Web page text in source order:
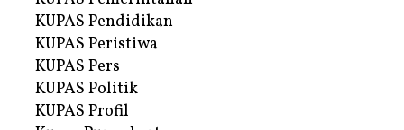
KUPAS Pendidikan
KUPAS Peristiwa
KUPAS Pers
KUPAS Politik
KUPAS Profil